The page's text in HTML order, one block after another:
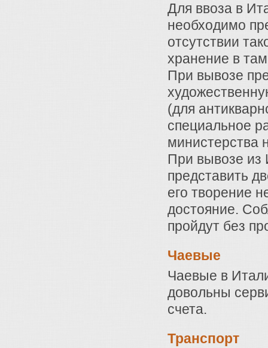
Для ввоза в
необходимо
отсутствии
хранение в
При вывозе
(для
специальное
министерства
При вывозе из
представить
его творение
достояние.
пройдут без
Чаевые
Чаевые в
довольны
счета.
Транспорт